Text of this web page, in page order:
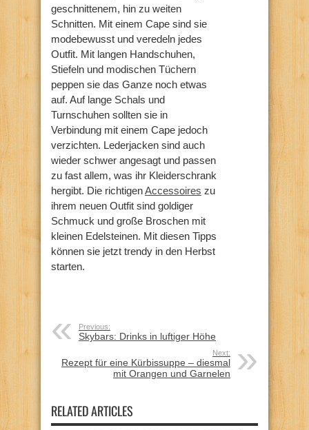
geschnittenem, hin zu weiten
Schnitten. Mit einem Cape sind sie
modebewusst und veredeln jedes
Outfit. Mit langen Handschuhen,
Stiefeln und modischen Tüchern
peppen sie das Ganze noch etwas
auf. Auf lange Schals und
Turnschuhen sollten sie in
Verbindung mit einem Cape jedoch
verzichten. Lederjacken sind auch
wieder schwer angesagt und passen
zu fast allem, was ihr Kleiderschrank
hergibt. Die richtigenAccessoires zu
ihrem neuen Outfit sind goldiger
Schmuck und große Broschen mit
kleinen Edelsteinen. Mit diesen Tipps
können sie jetzt trendy in den Herbst
starten.
Previous:
Skybars: Drinks in luftiger Höhe
Next:
Rezept für eine Kürbissuppe – diesmal
mit Orangen und Garnelen
RELATED ARTICLES